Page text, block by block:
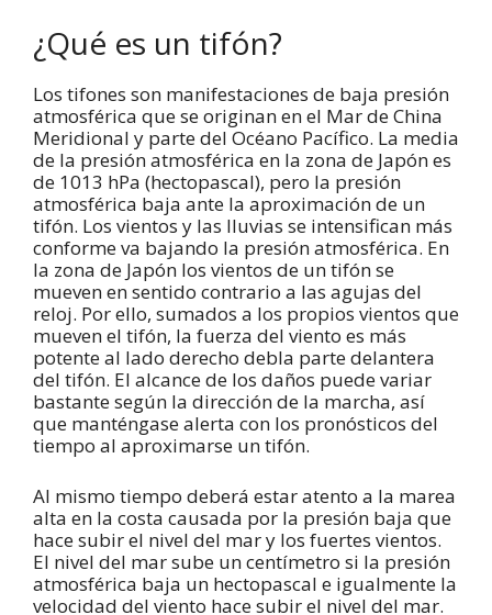
¿Qué es un tifón?
Los tifones son manifestaciones de baja presión
atmosférica que se originan en el Mar de China
Meridional y parte del Océano Pacífico. La media
de la presión atmosférica en la zona de Japón es
de 1013 hPa (hectopascal), pero la presión
atmosférica baja ante la aproximación de un
tifón. Los vientos y las lluvias se intensifican más
conforme va bajando la presión atmosférica. En
la zona de Japón los vientos de un tifón se
mueven en sentido contrario a las agujas del
reloj. Por ello, sumados a los propios vientos que
mueven el tifón, la fuerza del viento es más
potente al lado derecho debla parte delantera
del tifón. El alcance de los daños puede variar
bastante según la dirección de la marcha, así
que manténgase alerta con los pronósticos del
tiempo al aproximarse un tifón.
Al mismo tiempo deberá estar atento a la marea
alta en la costa causada por la presión baja que
hace subir el nivel del mar y los fuertes vientos.
El nivel del mar sube un centímetro si la presión
atmosférica baja un hectopascal e igualmente la
velocidad del viento hace subir el nivel del mar.